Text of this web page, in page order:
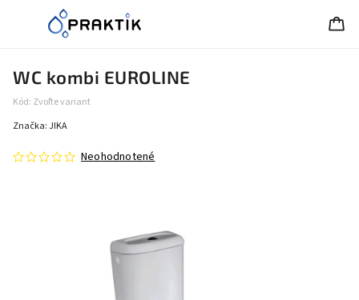
WC kombi EUROLINE
Kód: Zvoľte variant
Neohodnotené
Značka:JIKA